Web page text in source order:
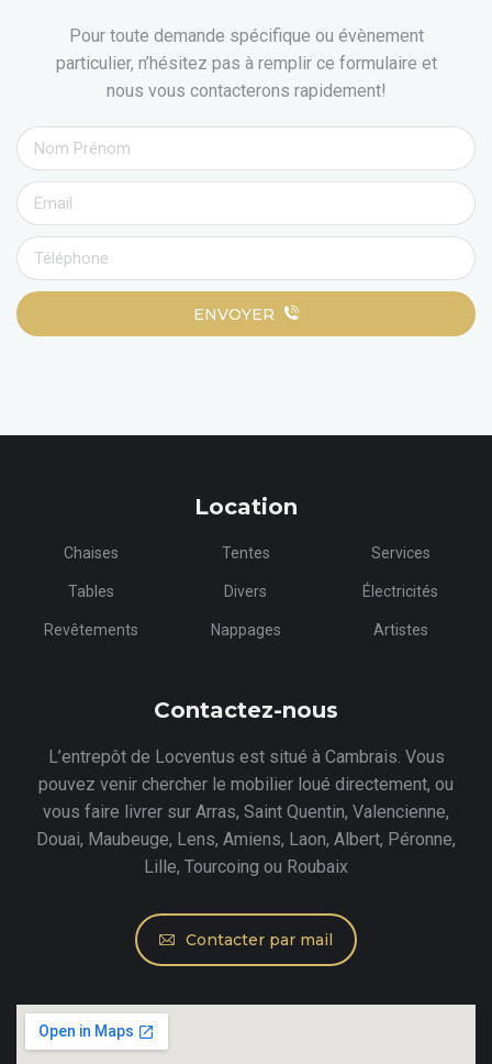
Pour toute demande spécifique ou évènement
particulier, n’hésitez pas à remplir ce formulaire et
nous vous contacterons rapidement!
ENVOYER
Location
Chaises
Tables
Revêtements
Tentes
Divers
Nappages
Services
Électricités
Artistes
Contactez-nous
L’entrepôt de Locventus est situé à Cambrais. Vous
pouvez venir chercher le mobilier loué directement, ou
vous faire livrer sur Arras, Saint Quentin, Valencienne,
Douai, Maubeuge, Lens, Amiens, Laon, Albert, Péronne,
Lille, Tourcoing ou Roubaix
Contacter par mail